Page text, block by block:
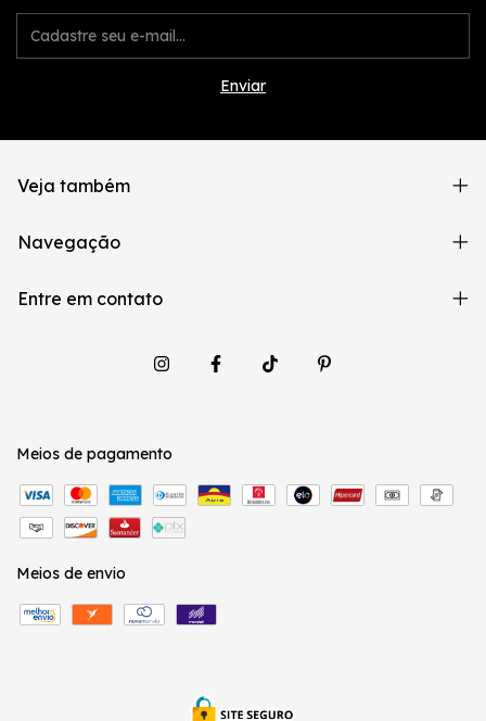
Veja também
Navegação
Entre em contato
Meios de pagamento
Meios de envio